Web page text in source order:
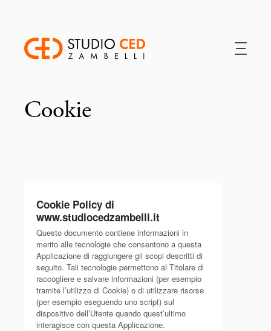
Cookie
Cookie Policy di
www.studiocedzambelli.it
Questo documento contiene informazioni in
merito alle tecnologie che consentono a questa
Applicazione di raggiungere gli scopi descritti di
seguito. Tali tecnologie permettono al Titolare di
raccogliere e salvare informazioni (per esempio
tramite l’utilizzo di Cookie) o di utilizzare risorse
(per esempio eseguendo uno script) sul
dispositivo dell’Utente quando quest’ultimo
interagisce con questa Applicazione.